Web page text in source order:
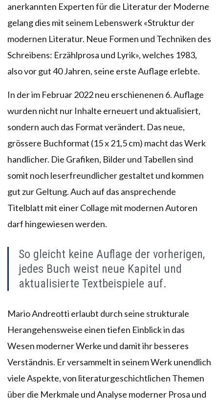
anerkannten Experten für die Literatur der Moderne
gelang dies mit seinem Lebenswerk «Struktur der
modernen Literatur. Neue Formen und Techniken des
Schreibens: Erzählprosa und Lyrik», welches 1983,
also vor gut 40 Jahren, seine erste Auflage erlebte.
In der im Februar 2022 neu erschienenen 6. Auflage
wurden nicht nur Inhalte erneuert und aktualisiert,
sondern auch das Format verändert. Das neue,
grössere Buchformat (15 x 21,5 cm) macht das Werk
handlicher. Die Grafiken, Bilder und Tabellen sind
somit noch leserfreundlicher gestaltet und kommen
gut zur Geltung. Auch auf das ansprechende
Titelblatt mit einer Collage mit modernen Autoren
darf hingewiesen werden.
So gleicht keine Auflage der vorherigen,
jedes Buch weist neue Kapitel und
aktualisierte Textbeispiele auf.
Mario Andreotti erlaubt durch seine strukturale
Herangehensweise einen tiefen Einblick in das
Wesen moderner Werke und damit ihr besseres
Verständnis. Er versammelt in seinem Werk unendlich
viele Aspekte, von literaturgeschichtlichen Themen
über die Merkmale und Analyse moderner Prosa und